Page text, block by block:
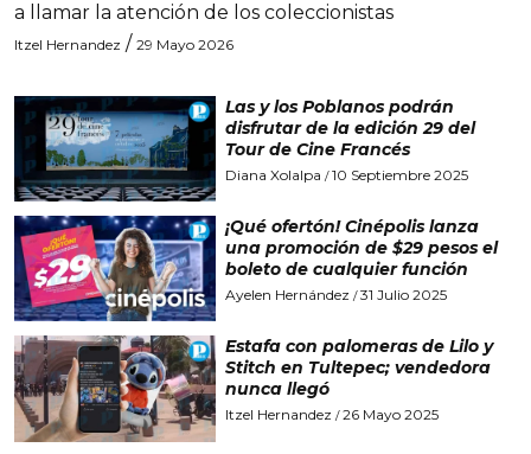
a llamar la atención de los coleccionistas
Itzel Hernandez / 29 Mayo 2026
Las y los Poblanos podrán
disfrutar de la edición 29 del
Tour de Cine Francés
Diana Xolalpa /10 Septiembre 2025
¡Qué ofertón! Cinépolis lanza
una promoción de $29 pesos el
boleto de cualquier función
Ayelen Hernández /31 Julio 2025
Estafa con palomeras de Lilo y
Stitch en Tultepec; vendedora
nunca llegó
Itzel Hernandez /26 Mayo 2025